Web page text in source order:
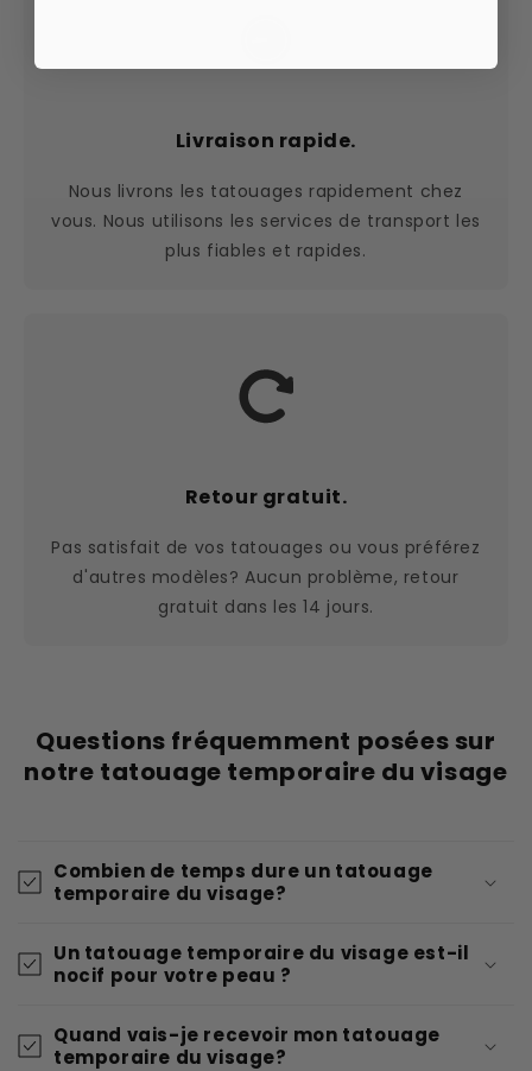
Livraison rapide.
Nous livrons les tatouages rapidement chez
vous. Nous utilisons les services de transport les
plus fiables et rapides.
Retour gratuit.
Pas satisfait de vos tatouages ou vous préférez
d'autres modèles? Aucun problème, retour
gratuit dans les 14 jours.
Questions fréquemment posées sur
notre tatouage temporaire du visage
Combien de temps dure un tatouage
temporaire du visage?
Un tatouage temporaire du visage est-il
nocif pour votre peau ?
Quand vais-je recevoir mon tatouage
temporaire du visage?